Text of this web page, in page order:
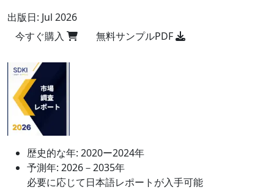
出版日: Jul 2026
今すぐ購入
無料サンプルPDF
歴史的な年: 2020ー2024年
予測年: 2026－2035年
必要に応じて日本語レポートが入手可能